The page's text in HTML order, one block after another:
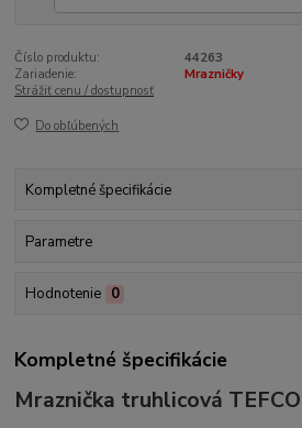
Číslo produktu:
44263
Zariadenie:
Mrazničky
Strážiť cenu / dostupnosť
Do obľúbených
Kompletné špecifikácie
Parametre
Hodnotenie 0
Kompletné špecifikácie
Mraznička truhlicová